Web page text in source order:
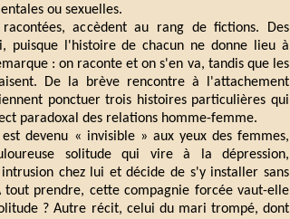
ou sexuelles.
accèdent au rang de fictions. Des
puisque l'histoire de chacun ne donne lieu à
: on raconte et on s'en va, tandis que les
De la brève rencontre à l'attachement
ponctuer trois histoires particulières qui
paradoxal des relations homme-femme.
devenu « invisible » aux yeux des femmes,
solitude qui vire à la dépression,
chez lui et décide de s'y installer sans
tout prendre, cette compagnie forcée vaut-elle
? Autre récit, celui du mari trompé, dont